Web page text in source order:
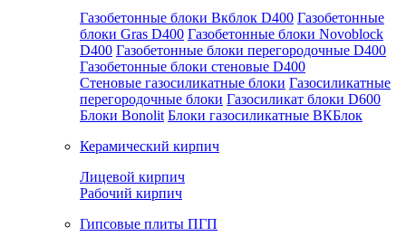
Газобетонные блоки Вкблок D400 Газобетонные
блоки Gras D400 Газобетонные блоки Novoblock
D400 Газобетонные блоки перегородочные D400
Газобетонные блоки стеновые D400
Стеновые газосиликатные блоки Газосиликатные
перегородочные блоки Газосиликат блоки D600
Блоки Bonolit Блоки газосиликатные ВКБлок
Керамический кирпич
Лицевой кирпич
Рабочий кирпич
Гипсовые плиты ПГП